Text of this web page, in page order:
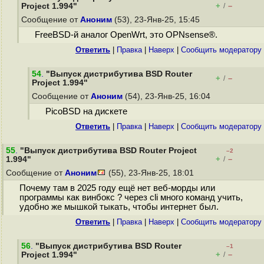
Project 1.994"
+ / –
Сообщение от Аноним (53), 23-Янв-25, 15:45
FreeBSD-й аналог OpenWrt, это OPNsense®.
Ответить Правка| Наверх Cообщить модератору
54. "Выпуск дистрибутива BSD Router
Project 1.994"
+ / –
Сообщение от Аноним (54), 23-Янв-25, 16:04
PicoBSD на дискете
Ответить Правка| Наверх Cообщить модератору
55. "Выпуск дистрибутива BSD Router Project
1.994"
–2
+ / –
Сообщение от Аноним (55), 23-Янв-25, 18:01
Почему там в 2025 году ещё нет веб-морды или
программы как винбокс ? через cli много команд учить,
удобно же мышкой тыкать, чтобы интернет был.
Ответить Правка| Наверх Cообщить модератору
56. "Выпуск дистрибутива BSD Router
Project 1.994"
–1
+ / –